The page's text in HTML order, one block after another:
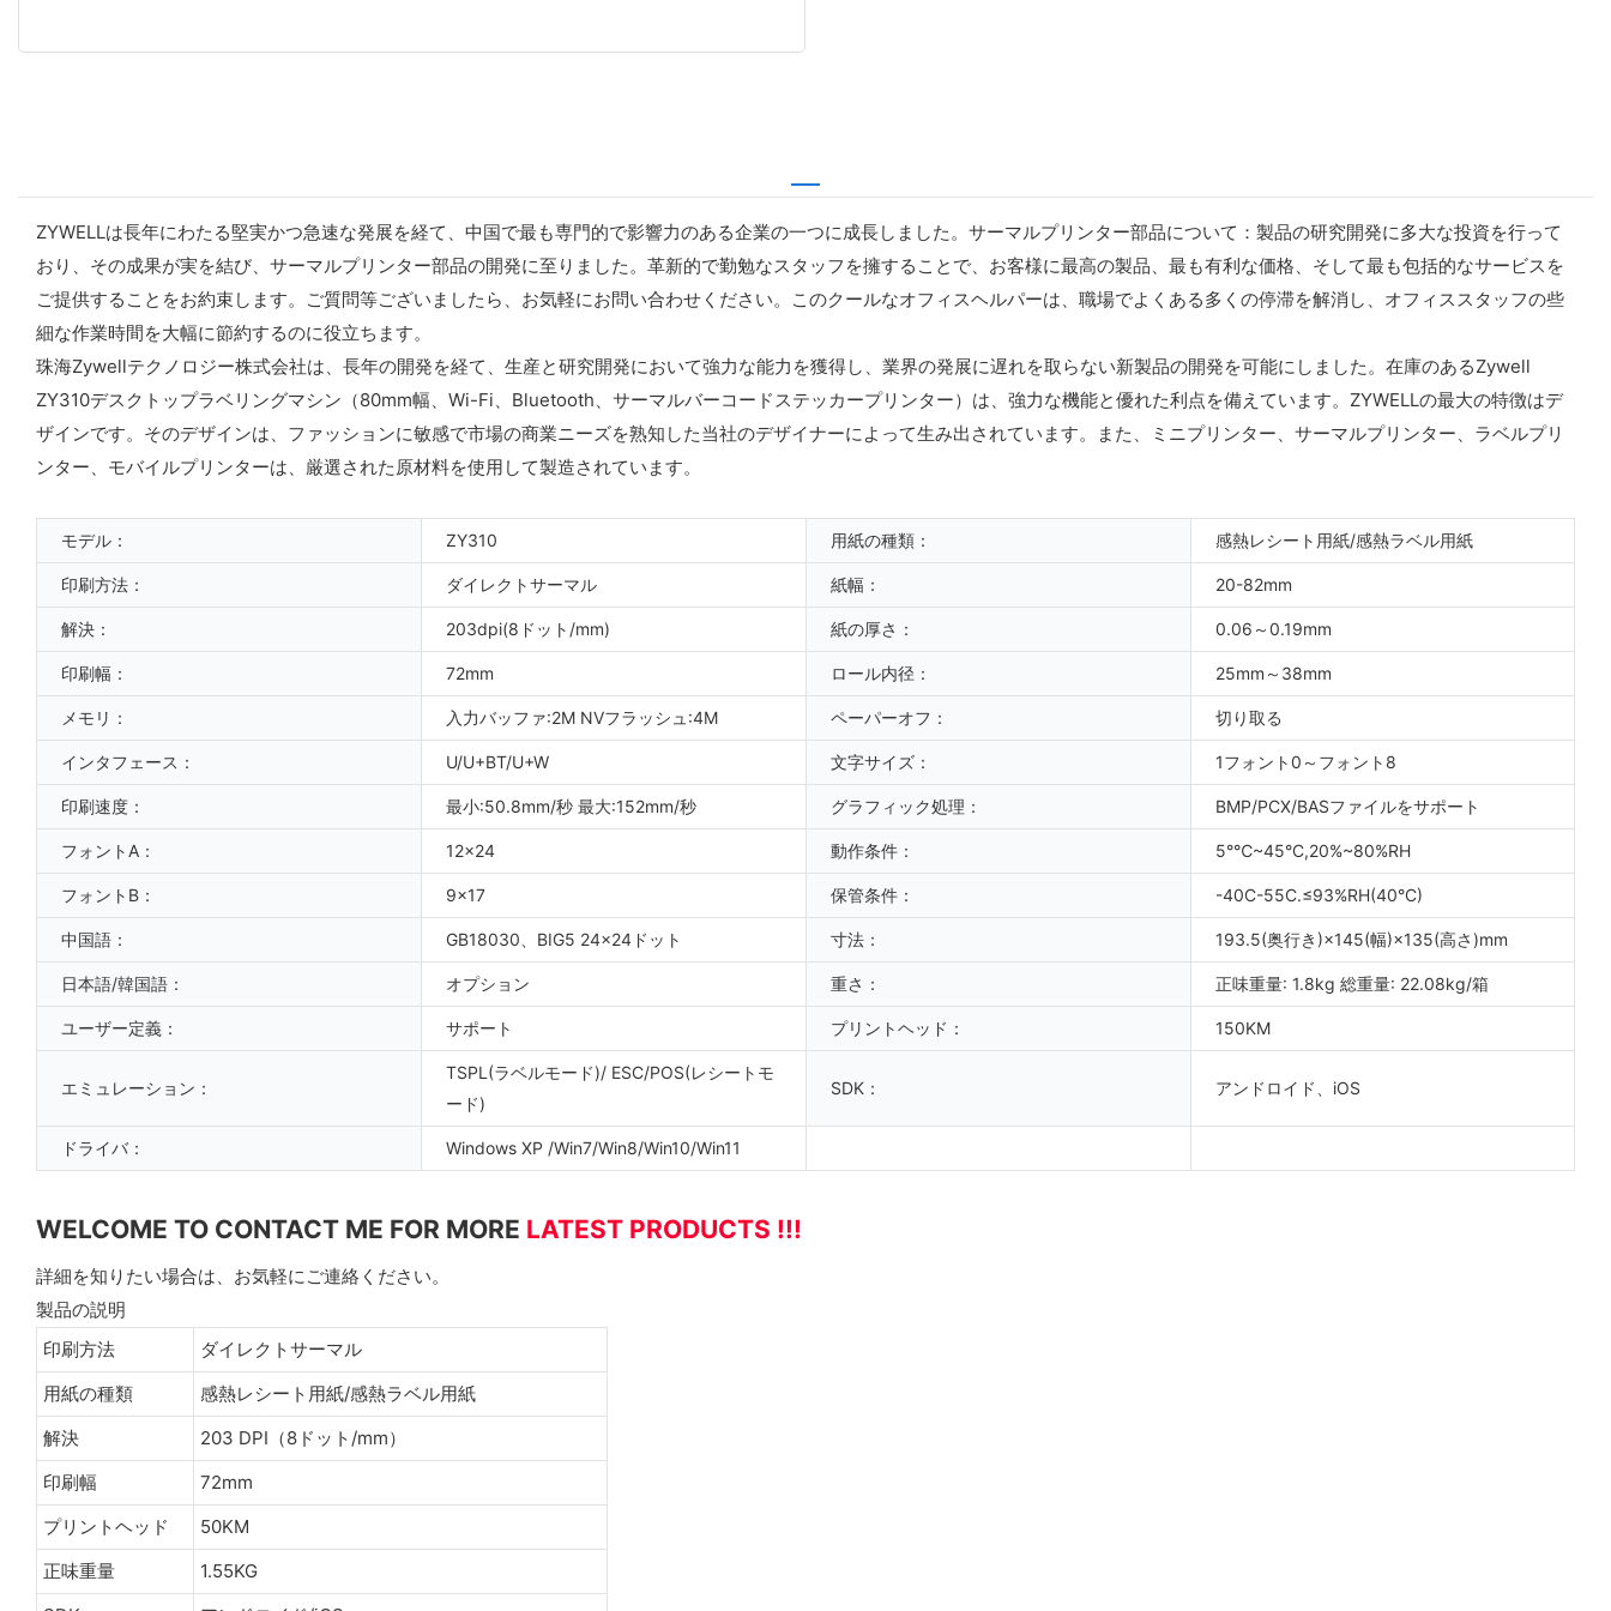
ZYWELLは長年にわたる堅実かつ急速な発展を経て、中国で最も専門的で影響力のある企業の一つに成長しました。サーマルプリンター部品について：製品の研究開発に多大な投資を行って
おり、その成果が実を結び、サーマルプリンター部品の開発に至りました。革新的で勤勉なスタッフを擁することで、お客様に最高の製品、最も有利な価格、そして最も包括的なサービスを
ご提供することをお約束します。ご質問等ございましたら、お気軽にお問い合わせください。このクールなオフィスヘルパーは、職場でよくある多くの停滞を解消し、オフィススタッフの些
細な作業時間を大幅に節約するのに役立ちます。
珠海Zywellテクノロジー株式会社は、長年の開発を経て、生産と研究開発において強力な能力を獲得し、業界の発展に遅れを取らない新製品の開発を可能にしました。在庫のあるZywell
ZY310デスクトップラベリングマシン（80mm幅、Wi-Fi、Bluetooth、サーマルバーコードステッカープリンター）は、強力な機能と優れた利点を備えています。ZYWELLの最大の特徴はデ
ザインです。そのデザインは、ファッションに敏感で市場の商業ニーズを熟知した当社のデザイナーによって生み出されています。また、ミニプリンター、サーマルプリンター、ラベルプリ
ンター、モバイルプリンターは、厳選された原材料を使用して製造されています。
モデル： ZY310 用紙の種類： 感熱レシート用紙/感熱ラベル用紙
印刷方法： ダイレクトサーマル 紙幅： 20-82mm
解決： 203dpi(8ドット/mm) 紙の厚さ： 0.06～0.19mm
印刷幅： 72mm ロール内径： 25mm～38mm
メモリ： 入力バッファ:2M NVフラッシュ:4M ペーパーオフ： 切り取る
インタフェース： U/U+BT/U+W 文字サイズ： 1フォント0～フォント8
印刷速度： 最小:50.8mm/秒 最大:152mm/秒 グラフィック処理： BMP/PCX/BASファイルをサポート
フォントA： 12x24 動作条件： 5°℃~45°C,20%~80%RH
フォントB： 9x17 保管条件： -40C-55C.≤93%RH(40°C)
中国語： GB18030、BIG5 24x24ドット 寸法： 193.5(奥行き)×145(幅)×135(高さ)mm
日本語/韓国語： オプション 重さ： 正味重量: 1.8kg 総重量: 22.08kg/箱
ユーザー定義： サポート プリントヘッド： 150KM
エミュレーション：
TSPL(ラベルモード)/ ESC/POS(レシートモ
ード)
SDK： アンドロイド、iOS
ドライバ： Windows XP /Win7/Win8/Win10/Win11
WELCOME TO CONTACT ME FOR MORE LATEST PRODUCTS !!!
詳細を知りたい場合は、お気軽にご連絡ください。
製品の説明
印刷方法
ダイレクトサーマル
用紙の種類
感熱レシート用紙/感熱ラベル用紙
解決
203 DPI（8ドット/mm）
印刷幅
72mm
プリントヘッド
50KM
正味重量
1.55KG